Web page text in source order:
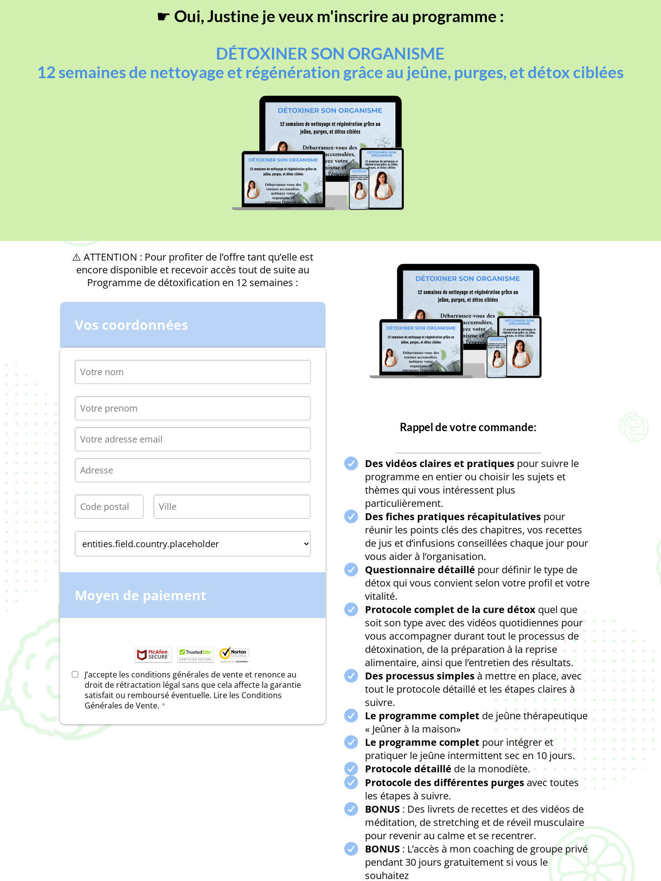
☛ Oui, Justine je veux m'inscrire au programme :
DÉTOXINER SON ORGANISME
12 semaines de nettoyage et régénération grâce au jeûne, purges, et détox ciblées
⚠️ ATTENTION : Pour profiter de l’offre tant qu’elle est
encore disponible et recevoir accès tout de suite au
Programme de détoxification en 12 semaines :
Vos coordonnées
Moyen de paiement
J’accepte les conditions générales de vente et renonce au
droit de rétractation légal sans que cela affecte la garantie
satisfait ou remboursé éventuelle. Lire les Conditions
Générales de Vente. *
Rappel de votre commande:
Des vidéos claires et pratiques pour suivre le
programme en entier ou choisir les sujets et
thèmes qui vous intéressent plus
particulièrement.
Des fiches pratiques récapitulativespour
réunir les points clés des chapitres, vos recettes
de jus et d’infusions conseillées chaque jour pour
vous aider à l’organisation.
Questionnaire détaillé pour définir le type de
détox qui vous convient selon votre profil et votre
vitalité.
Protocole complet de la cure détox quel que
soit son type avec des vidéos quotidiennes pour
vous accompagner durant tout le processus de
détoxination, de la préparation à la reprise
alimentaire, ainsi que l’entretien des résultats.
Des processus simples à mettre en place, avec
tout le protocole détaillé et les étapes claires à
suivre.
Le programme complet de jeûne thérapeutique
« Jeûner à la maison»
Le programme complet pour intégrer et
pratiquer le jeûne intermittent sec en 10 jours.
Protocole détaillé de la monodiète.
Protocole des différentes purgesavec toutes
les étapes à suivre.
BONUS: Des livrets de recettes et des vidéos de
méditation, de stretching et de réveil musculaire
pour revenir au calme et se recentrer.
BONUS: L’accès à mon coaching de groupe privé
pendant 30 jours gratuitement si vous le
souhaitez